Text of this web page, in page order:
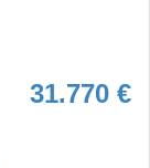
31.770 €